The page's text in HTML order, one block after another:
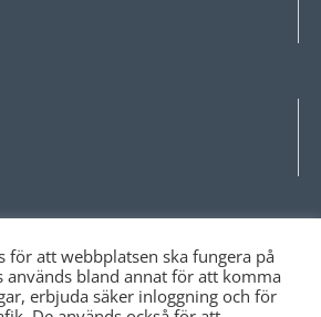
för att webbplatsen ska fungera på
används bland annat för att komma
erbjuda säker inloggning och för